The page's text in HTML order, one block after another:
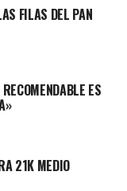
FILAS DEL PAN
ES
21K MEDIO